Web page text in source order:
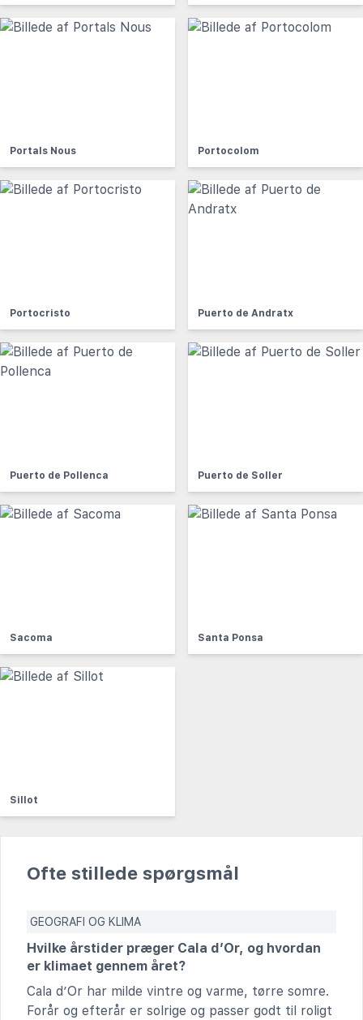
Portals Nous Portocolom
Portocristo Puerto de Andratx
Puerto de Pollenca Puerto de Soller
Sacoma Santa Ponsa
Sillot
Ofte stillede spørgsmål
GEOGRAFI OG KLIMA
Hvilke årstider præger Cala d’Or, og hvordan
er klimaet gennem året?
Cala d’Or har milde vintre og varme, tørre somre.
Forår og efterår er solrige og passer godt til roligt